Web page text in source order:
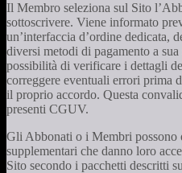
Il Membro seleziona sul Sito
sottoscrivere. Viene informato
un’interfaccia d’ordine dedicata,
diversi metodi di pagamento a
possibilità di verificare i dettagli
correggere eventuali errori prima
il proprio accordo. Questa
presenti CGUV.
Gli Abbonati o i Membri possono
supplementari che danno loro
Sito secondo i pacchetti descritti